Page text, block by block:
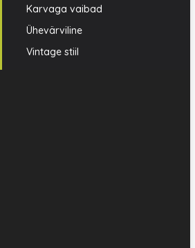
Karvaga vaibad
Ühevärviline
Vintage stiil